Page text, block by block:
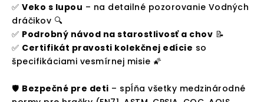
✅ Veko s lupou – na detailné pozorovanie Vodných
dráčikov 🔍
✅ Podrobný návod na starostlivosť a chov 📝
✅ Certifikát pravosti kolekčnej edície so
špecifikáciami vesmírnej misie 🌠
🛡 Bezpečné pre deti – spĺňa všetky medzinárodné